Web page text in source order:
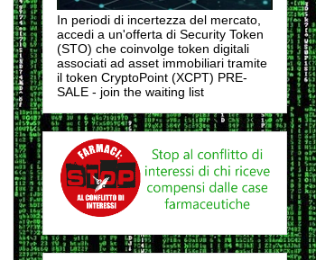
In periodi di incertezza del mercato,
accedi a un'offerta di Security Token
(STO) che coinvolge token digitali
associati ad asset immobiliari tramite
il token CryptoPoint (XCPT) PRE-
SALE - join the waiting list